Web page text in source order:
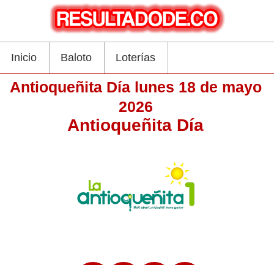
Inicio Baloto Loterías
Antioqueñita Día lunes 18 de mayo
2026
Antioqueñita Día